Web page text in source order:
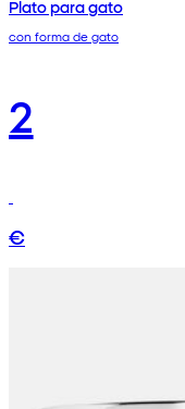
Plato para gato
con forma de gato
2
€